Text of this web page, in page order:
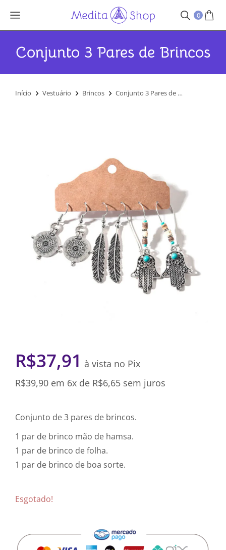
0
Conjunto 3 Pares de Brincos
Você está aqui:
Início Vestuário Brincos Conjunto 3 Pares de …
R$37,91 à vista no Pix
R$39,90 em 6x de R$6,65 sem juros
Conjunto de 3 pares de brincos.
1 par de brinco mão de hamsa.
1 par de brinco de folha.
1 par de brinco de boa sorte.
Esgotado!